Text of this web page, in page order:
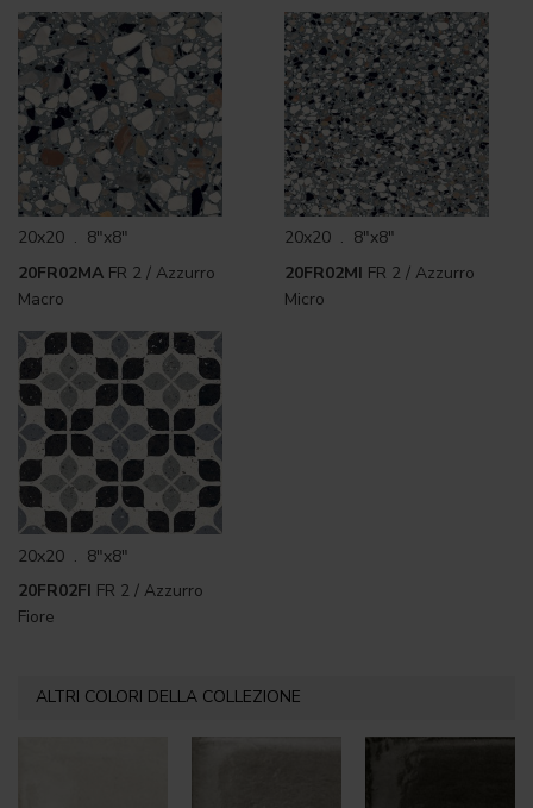
20x20 . 8"x8"
20FR02MA FR 2 / Azzurro
Macro
20x20 . 8"x8"
20FR02MI FR 2 / Azzurro
Micro
20x20 . 8"x8"
20FR02FI FR 2 / Azzurro
Fiore
ALTRI COLORI DELLA COLLEZIONE